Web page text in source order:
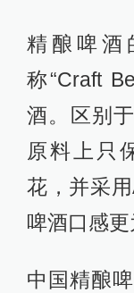
精酿啤酒
称“Craft
酒。区别
原料上只
花，并采
啤酒口感更
中国精酿